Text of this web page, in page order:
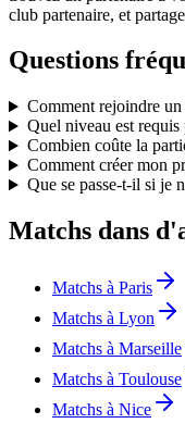
club partenaire, et
Questions
Comment rejoindre
Quel niveau est
Combien coûte la
Comment créer mon
Que se passe-t-il si je
Matchs dans
Matchs à Paris
Matchs à Lyon
Matchs à Marseille
Matchs à Toulouse
Matchs à Nice